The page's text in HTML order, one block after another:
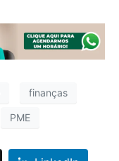
finanças
PME